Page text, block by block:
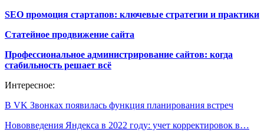
SEO промоция стартапов: ключевые стратегии и практики
Статейное продвижение сайта
Профессиональное администрирование сайтов: когда
стабильность решает всё
Интересное:
В VK Звонках появилась функция планирования встреч
Нововведения Яндекса в 2022 году: учет корректировок в…